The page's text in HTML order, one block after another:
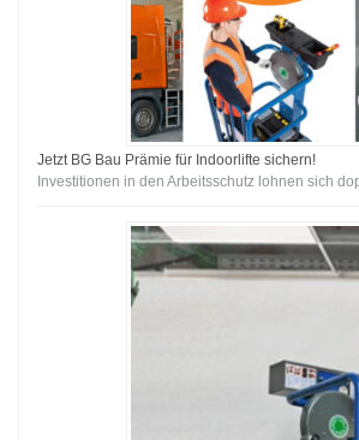
Jetzt BG Bau Prämie für Indoorlifte sichern!
Investitionen in den Arbeitsschutz lohnen sich